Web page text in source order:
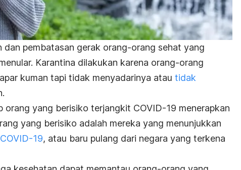
dan pembatasan gerak orang-orang sehat yang
Karantina dilakukan karena orang-orang
kuman tapi tidak menyadarinya atau tidak
orang yang berisiko terjangkit COVID-19 menerapkan
yang berisiko adalah mereka yang menunjukkan
19, atau baru pulang dari negara yang terkena